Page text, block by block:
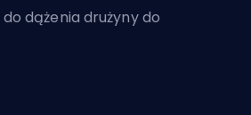
dążenia drużyny do